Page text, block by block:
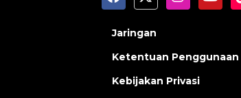
Jaringan
Ketentuan Penggunaan
Kebijakan Privasi